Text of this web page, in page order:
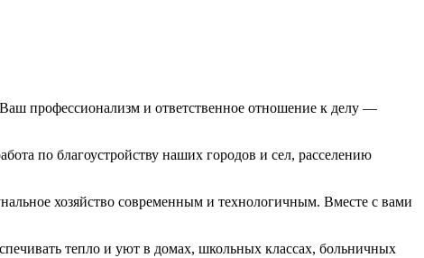
профессионализм и ответственное отношение к делу —
по благоу­стройству наших городов и сел, рассе­лению
хозяйство совре­менным и технологичным. Вместе с вами
тепло и уют в домах, школьных классах, боль­ничных